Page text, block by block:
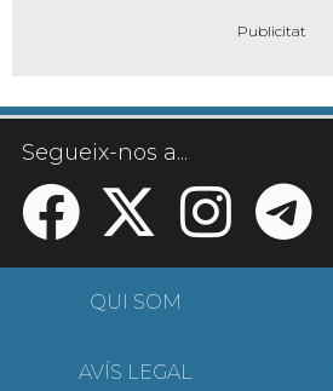
Segueix-nos a...
QUI SOM
AVÍS LEGAL